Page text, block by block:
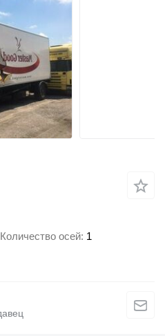
Количество осей 1